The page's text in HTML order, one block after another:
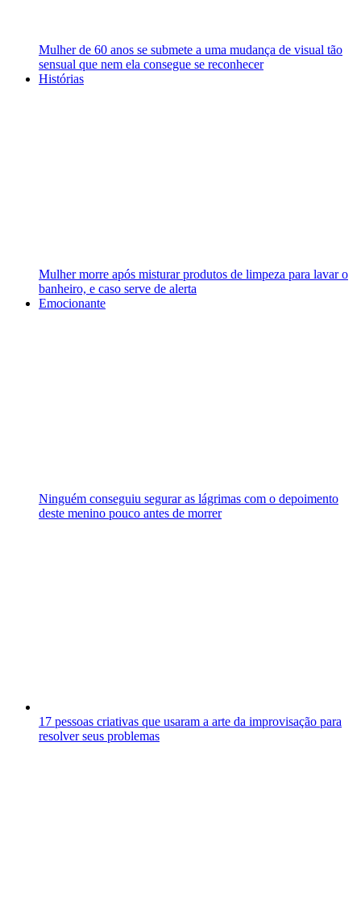
Mulher de 60 anos se submete a uma mudança de visual tão
sensual que nem ela consegue se reconhecer
Histórias
Mulher morre após misturar produtos de limpeza para lavar o
banheiro, e caso serve de alerta
Emocionante
Ninguém conseguiu segurar as lágrimas com o depoimento
deste menino pouco antes de morrer
17 pessoas criativas que usaram a arte da improvisação para
resolver seus problemas